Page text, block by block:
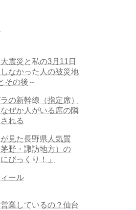
震災と私の3月11日
なかった人の被災地
その後～
の新幹線（指定席）
ぜか人がいる席の隣
れる
見た長野県人気質
茅野・諏訪地方）の
にびっくり！」
ール
業しているの？仙台